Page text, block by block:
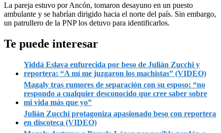
La pareja estuvo por Ancón, tomaron desayuno en un puesto
ambulante y se habrían dirigido hacia el norte del país. Sin embargo,
un patrullero de la PNP los detuvo para identificarlos.
Te puede interesar
Yiddá Eslava enfurecida por beso de Julián Zucchi y
reportera: “A mí me juzgaron los machistas” (VIDEO)
Magaly tras rumores de separación con su esposo: “no
respondo a cualquier desconocido que cree saber sobre
mi vida más que yo”
Julián Zucchi protagoniza apasionado beso con reportera
en discoteca (VIDEO)